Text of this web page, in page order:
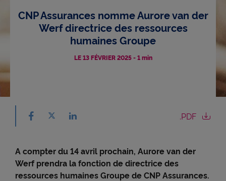
Accessibilité
CNP Assurances nomme Aurore van der
Werf directrice des ressources
humaines Groupe
LE 13 FÉVRIER 2025-1 min
Partager sur facebook - nouvelle fenêtre
Partager sur X - nouvelle fenêtre
Partager sur linkedin - nouvelle fenêtre
.PDF
A compter du 14 avril prochain, Aurore van der
Werf prendra la fonction de directrice des
ressources humaines Groupe de CNP Assurances.